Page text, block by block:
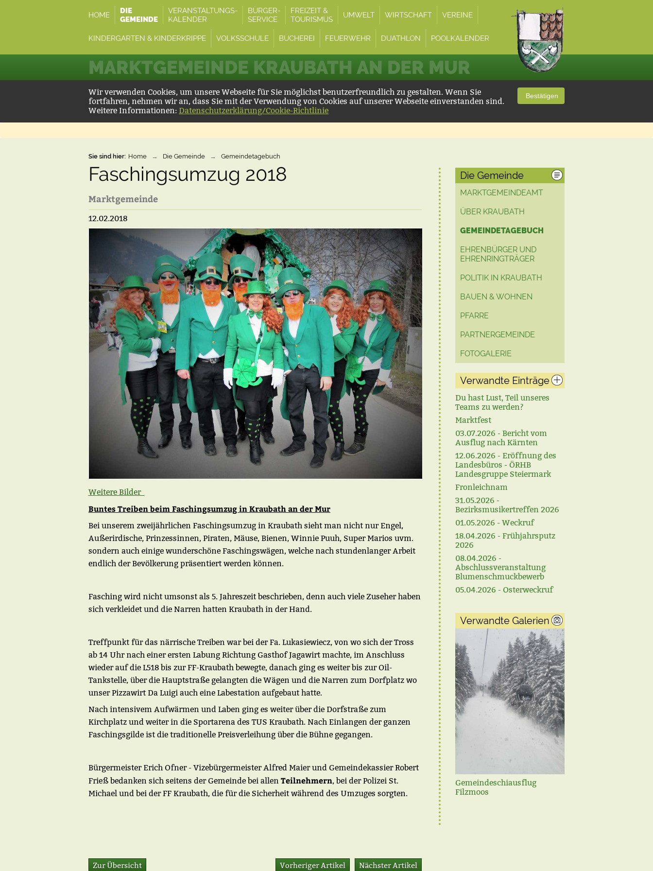
HOME
DIE
GEMEINDE
VERANSTALTUNGS-
KALENDER
BÜRGER-
SERVICE
FREIZEIT &
TOURISMUS
UMWELT WIRTSCHAFT VEREINE
KINDERGARTEN & KINDERKRIPPE VOLKSSCHULE BÜCHEREI FEUERWEHR DUATHLON POOLKALENDER
MARKTGEMEINDE KRAUBATH AN DER MUR
Wir verwenden Cookies, um unsere Webseite für Sie möglichst benutzerfreundlich zu gestalten. Wenn Sie
fortfahren, nehmen wir an, dass Sie mit der Verwendung von Cookies auf unserer Webseite einverstanden sind.
Weitere Informationen: Datenschutzerklärung/Cookie-Richtlinie
Bestätigen
Sie sind hier: Home → Die Gemeinde → Gemeindetagebuch
Faschingsumzug 2018
Marktgemeinde
12.02.2018
Weitere Bilder
Buntes Treiben beim Faschingsumzug in Kraubath an der Mur
Bei unserem zweijährlichen Faschingsumzug in Kraubath sieht man nicht nur Engel,
Außerirdische, Prinzessinnen, Piraten, Mäuse, Bienen, Winnie Puuh, Super Marios uvm.
sondern auch einige wunderschöne Faschingswägen, welche nach stundenlanger Arbeit
endlich der Bevölkerung präsentiert werden können.
Fasching wird nicht umsonst als 5. Jahreszeit beschrieben, denn auch viele Zuseher haben
sich verkleidet und die Narren hatten Kraubath in der Hand.
Treffpunkt für das närrische Treiben war bei der Fa. Lukasiewiecz, von wo sich der Tross
ab 14 Uhr nach einer ersten Labung Richtung Gasthof Jagawirt machte, im Anschluss
wieder auf die L518 bis zur FF-Kraubath bewegte, danach ging es weiter bis zur Oil-
Tankstelle, über die Hauptstraße gelangten die Wägen und die Narren zum Dorfplatz wo
unser Pizzawirt Da Luigi auch eine Labestation aufgebaut hatte.
Nach intensivem Aufwärmen und Laben ging es weiter über die Dorfstraße zum
Kirchplatz und weiter in die Sportarena des TUS Kraubath. Nach Einlangen der ganzen
Faschingsgilde ist die traditionelle Preisverleihung über die Bühne gegangen.
Bürgermeister Erich Ofner - Vizebürgermeister Alfred Maier und Gemeindekassier Robert
Frieß bedanken sich seitens der Gemeinde bei allen Teilnehmern, bei der Polizei St.
Michael und bei der FF Kraubath, die für die Sicherheit während des Umzuges sorgten.
Nächster Artikel
Vorheriger Artikel
Zur Übersicht
Die Gemeinde
MARKTGEMEINDEAMT
ÜBER KRAUBATH
GEMEINDETAGEBUCH
EHRENBÜRGER UND
EHRENRINGTRÄGER
POLITIK IN KRAUBATH
BAUEN & WOHNEN
PFARRE
PARTNERGEMEINDE
FOTOGALERIE
Verwandte Einträge
Du hast Lust, Teil unseres
Teams zu werden?
Marktfest
03.07.2026 - Bericht vom
Ausflug nach Kärnten
12.06.2026 - Eröffnung des
Landesbüros - ÖRHB
Landesgruppe Steiermark
Fronleichnam
31.05.2026 -
Bezirksmusikertreffen 2026
01.05.2026 - Weckruf
18.04.2026 - Frühjahrsputz
2026
08.04.2026 -
Abschlussveranstaltung
Blumenschmuckbewerb
05.04.2026 - Osterweckruf
Verwandte Galerien
Gemeindeschiausflug
Filzmoos